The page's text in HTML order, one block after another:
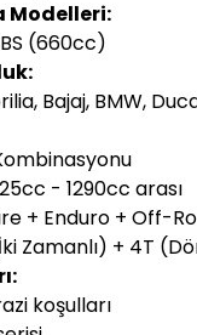
Modelleri:
(660cc)
Bajaj, BMW,
- 1290cc arası
+ Enduro + Off-
Zamanlı) + 4T
koşulları